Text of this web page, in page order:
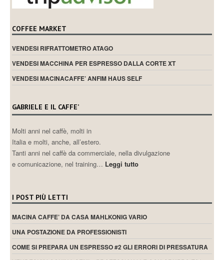
COFFEE MARKET
VENDESI RIFRATTOMETRO ATAGO
VENDESI MACCHINA PER ESPRESSO DALLA CORTE XT
VENDESI MACINACAFFE’ ANFIM HAUS SELF
GABRIELE E IL CAFFE’
Molti anni nel caffè, molti in
Italia e molti, anche, all’estero.
Tanti anni nel caffè da commerciale, nella divulgazione
e comunicazione, nel training… Leggi tutto
I POST PIÙ LETTI
MACINA CAFFE’ DA CASA MAHLKONIG VARIO
UNA POSTAZIONE DA PROFESSIONISTI
COME SI PREPARA UN ESPRESSO #2 GLI ERRORI DI PRESSATURA